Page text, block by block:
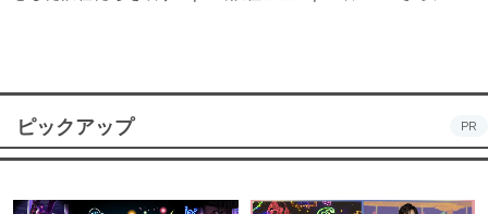
ピックアップ PR